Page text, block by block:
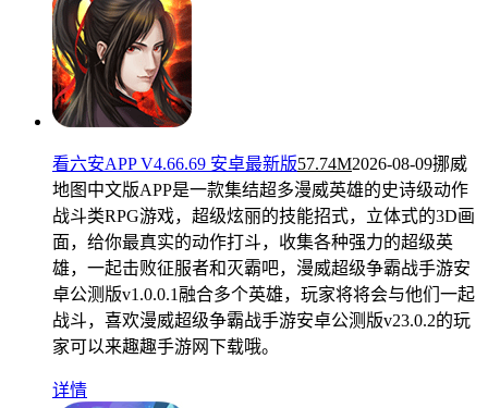
看六安APP V4.66.69 安卓最新版57.74M2026-08-09挪威
地图中文版APP是一款集结超多漫威英雄的史诗级动作
战斗类RPG游戏，超级炫丽的技能招式，立体式的3D画
面，给你最真实的动作打斗，收集各种强力的超级英
雄，一起击败征服者和灭霸吧，漫威超级争霸战手游安
卓公测版v1.0.0.1融合多个英雄，玩家将将会与他们一起
战斗，喜欢漫威超级争霸战手游安卓公测版v23.0.2的玩
家可以来趣趣手游网下载哦。
详情